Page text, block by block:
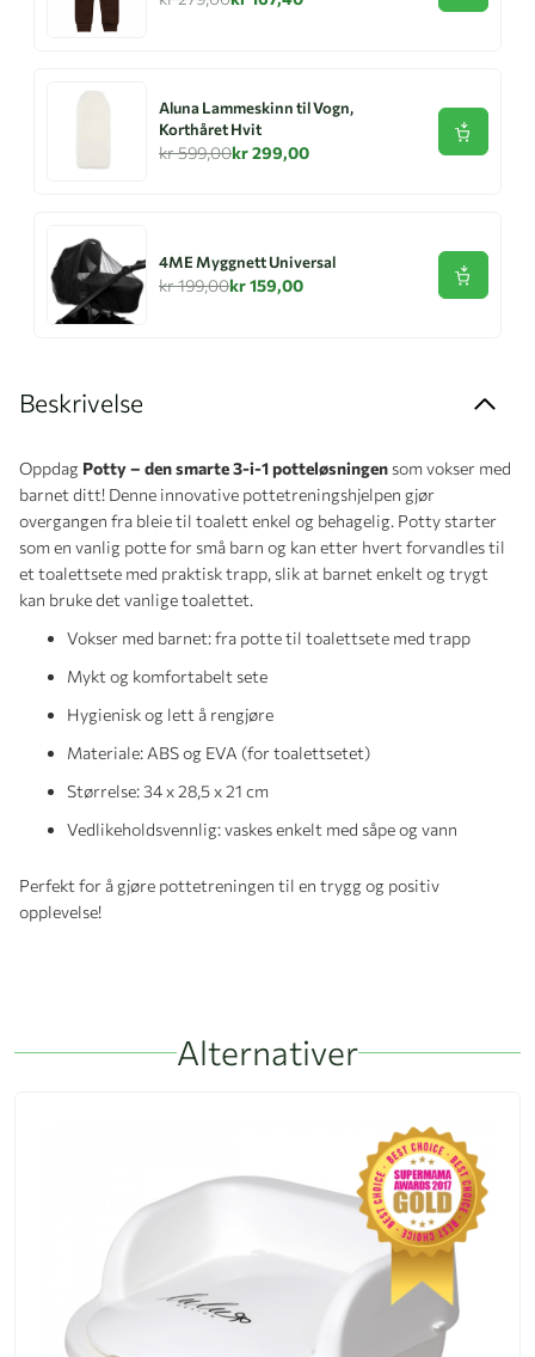
Aluna Lammeskinn til Vogn,
Korthåret Hvit
kr 599,00kr 299,00
Se
4ME Myggnett Universal
kr 199,00kr 159,00 Se
Beskrivelse
Oppdag Potty – den smarte 3-i-1 potteløsningen som vokser med
barnet ditt! Denne innovative pottetreningshjelpen gjør
overgangen fra bleie til toalett enkel og behagelig. Potty starter
som en vanlig potte for små barn og kan etter hvert forvandles til
et toalettsete med praktisk trapp, slik at barnet enkelt og trygt
kan bruke det vanlige toalettet.
Vokser med barnet: fra potte til toalettsete med trapp
Mykt og komfortabelt sete
Hygienisk og lett å rengjøre
Materiale: ABS og EVA (for toalettsetet)
Størrelse: 34 x 28,5 x 21 cm
Vedlikeholdsvennlig: vaskes enkelt med såpe og vann
Perfekt for å gjøre pottetreningen til en trygg og positiv
opplevelse!
Alternativer